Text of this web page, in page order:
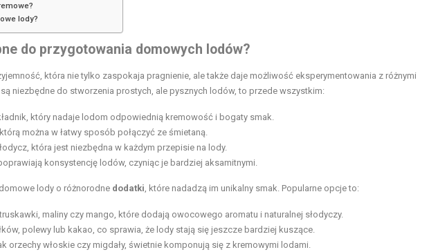
lody?
do przygotowania domowych lodów?
która nie tylko zaspokaja pragnienie, ale także daje możliwość eksperymentowania z różnymi
niezbędne do stworzenia prostych, ale pysznych lodów, to przede wszystkim:
który nadaje lodom odpowiednią kremowość i bogaty smak.
można w łatwy sposób połączyć ze śmietaną.
która jest niezbędna w każdym przepisie na lody.
konsystencję lodów, czyniąc je bardziej aksamitnymi.
lody o różnorodne dodatki, które nadadzą im unikalny smak. Popularne opcje to:
truskawki, maliny czy mango, które dodają owocowego aromatu i naturalnej słodyczy.
polewy lub kakao, co sprawia, że lody stają się jeszcze bardziej kuszące.
orzechy włoskie czy migdały, świetnie komponują się z kremowymi lodami.